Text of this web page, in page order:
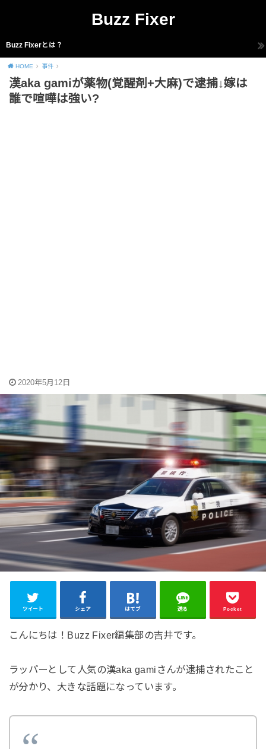
Buzz Fixer
Buzz Fixerとは？
HOME 事件
漢aka gamiが薬物(覚醒剤+大麻)で逮捕↓嫁は
誰で喧嘩は強い?
2020年5月12日
ツイート シェア はてブ 送る Pocket
こんにちは！Buzz Fixer編集部の吉井です。
ラッパーとして人気の漢aka gamiさんが逮捕されたこと
が分かり、大きな話題になっています。